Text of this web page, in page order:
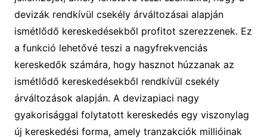
devizák rendkívül csekély árváltozásai alapján
ismétlődő kereskedésekből profitot szerezzenek. Ez
a funkció lehetővé teszi a nagyfrekvenciás
kereskedők számára, hogy hasznot húzzanak az
ismétlődő kereskedésekből rendkívül csekély
árváltozások alapján. A devizapiaci nagy
gyakorisággal folytatott kereskedés egy viszonylag
új kereskedési forma, amely tranzakciók millióinak